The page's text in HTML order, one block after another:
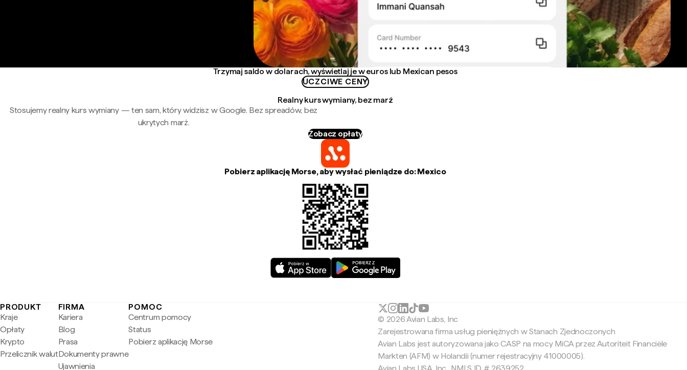
Trzymaj saldo w dolarach, wyświetlaj je w euros lub Mexican pesos
UCZCIWE CENY
Realny kurs wymiany, bez marż
Stosujemy realny kurs wymiany — ten sam, który widzisz w Google. Bez spreadów, bez
ukrytych marż.
Zobacz opłaty
Pobierz aplikację Morse, aby wysłać pieniądze do: Mexico
PRODUKT
Kraje
Opłaty
Krypto
Przelicznik walut
FIRMA
Kariera
Blog
Prasa
Dokumenty prawne
Ujawnienia
POMOC
Centrum pomocy
Status
Pobierz aplikację Morse
© 2026 Avian Labs, Inc
Zarejestrowana firma usług pieniężnych w Stanach Zjednoczonych
Avian Labs jest autoryzowana jako CASP na mocy MiCA przez Autoriteit Financiële
Markten (AFM) w Holandii (numer rejestracyjny 41000005).